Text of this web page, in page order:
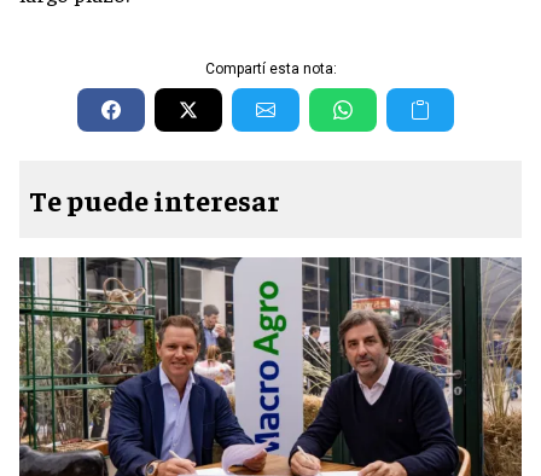
Compartí esta nota:
Te puede interesar